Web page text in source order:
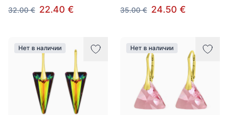
32.00 € 22.40 €
35.00 € 24.50 €
Нет в наличии Нет в наличии